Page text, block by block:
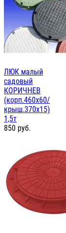
ЛЮК малый
садовый
КОРИЧНЕВ
(корп.460х60/
крыш.370х15)
1,5т
850 руб.